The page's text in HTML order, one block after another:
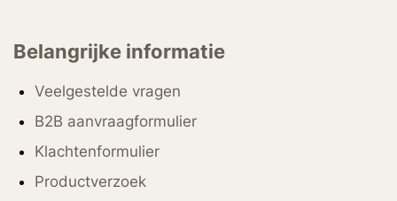
Belangrijke informatie
Veelgestelde vragen
B2B aanvraagformulier
Klachtenformulier
Productverzoek